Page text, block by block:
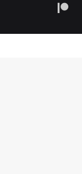
‫Patreon